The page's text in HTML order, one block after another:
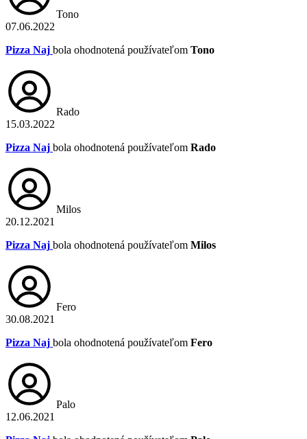
Tono
07.06.2022
Pizza Naj bola ohodnotená používateľom Tono
Rado
15.03.2022
Pizza Naj bola ohodnotená používateľom Rado
Milos
20.12.2021
Pizza Naj bola ohodnotená používateľom Milos
Fero
30.08.2021
Pizza Naj bola ohodnotená používateľom Fero
Palo
12.06.2021